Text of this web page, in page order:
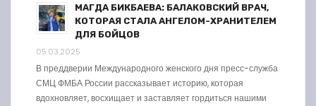
МАГДА БИКБАЕВА: БАЛАКОВСКИЙ ВРАЧ,
КОТОРАЯ СТАЛА АНГЕЛОМ-ХРАНИТЕЛЕМ
ДЛЯ БОЙЦОВ
05.03.2025
В преддверии Международного женского дня пресс-служба
СМЦ ФМБА России рассказывает историю, которая
вдохновляет, восхищает и заставляет гордиться нашими